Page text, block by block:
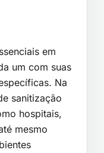
em
um com suas
Na
sanitização
hospitais,
mesmo